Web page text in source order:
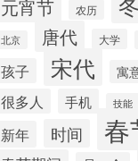
元宵节 农历
北京 唐代 大学
孩子 宋代 寓
很多人 手机 技能
新年 时间 春